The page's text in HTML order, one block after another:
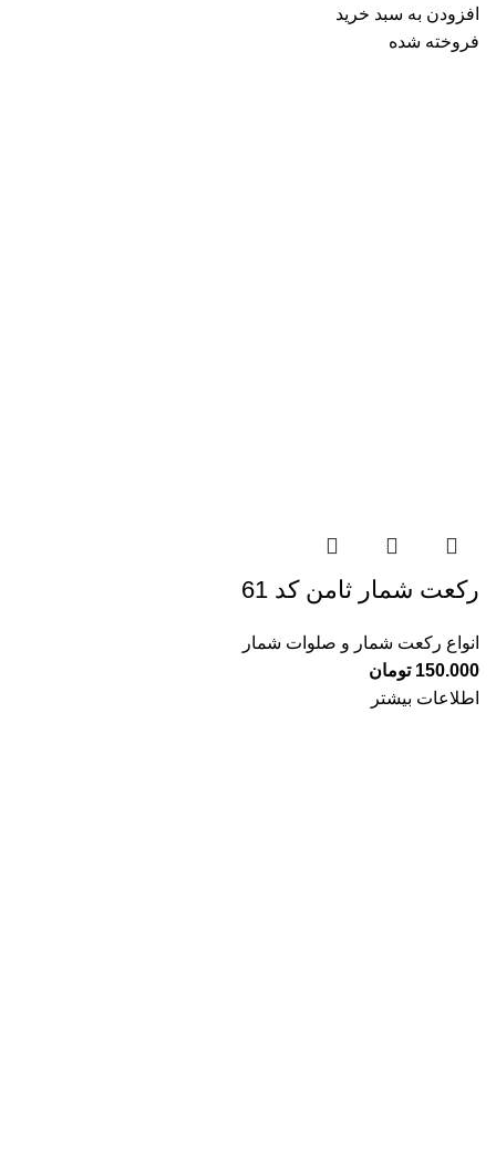
افزودن به سبد خرید
فروخته شده
رکعت شمار ثامن کد 61
انواع رکعت شمار و صلوات شمار
150.000 تومان
اطلاعات بیشتر